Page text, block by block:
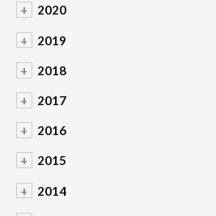
+ 2020
+ 2019
+ 2018
+ 2017
+ 2016
+ 2015
+ 2014